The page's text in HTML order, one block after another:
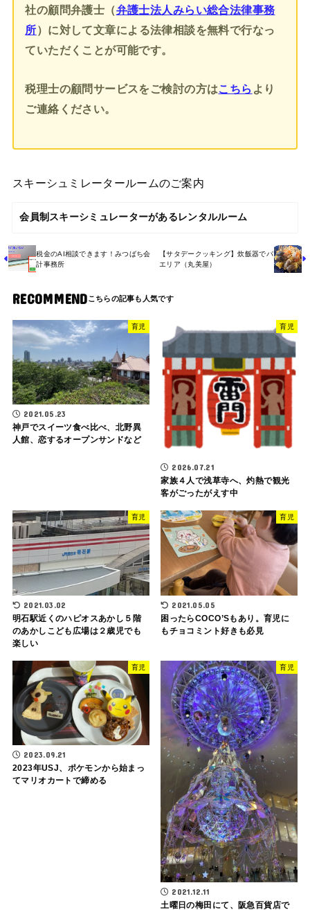
社の顧問弁護士（弁護士法人みらい総合法律事務
所）に対して文章による法律相談を無料で行なっ
ていただくことが可能です。
税理士の顧問サービスをご検討の方はこちら より
ご連絡ください。
スキーシュミレータールームのご案内
会員制スキーシミュレーターがあるレンタルルーム
税金のAI相談できます！みつばち会
計事務所
【サタデークッキング】炊飯器でパ
エリア（丸美屋）
RECOMMEND
育児
2021.05.23
神戸でスイーツ食べ比べ、北野異
人館、恋するオープンサンドなど
育児
2026.07.21
家族４人で浅草寺へ、灼熱で観光
客がごったがえす中
育児
2021.03.02
明石駅近くのハピオスあかし５階
のあかしこども広場は２歳児でも
楽しい
育児
2021.05.05
困ったらCOCO’Sもあり。育児に
もチョコミント好きも必見
育児
2023.09.21
2023年USJ、ポケモンから始まっ
てマリオカートで締める
育児
2021.12.11
土曜日の梅田にて、阪急百貨店で